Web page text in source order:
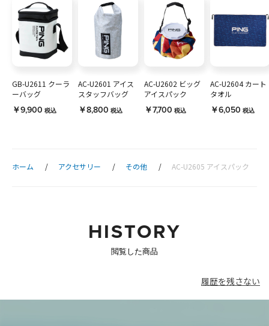
GB-U2611 クーラ
ーバッグ
￥9,900 税込
AC-U2601 アイス
スタッフバッグ
￥8,800 税込
AC-U2602 ビッグ
アイスパック
￥7,700 税込
AC-U2604 カート
タオル
￥6,050 税込
ホーム アクセサリー その他 AC-U2605 アイスパック
HISTORY
閲覧した商品
履歴を残さない